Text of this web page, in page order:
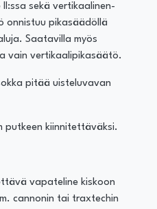
sekä vertikaalinen-
onnistuu pikasäädöllä
Saatavilla myös
vain vertikaalipikasäätö.
pitää uisteluvavan
putkeen kiinnitettäväksi.
vapateline kiskoon
cannonin tai traxtechin